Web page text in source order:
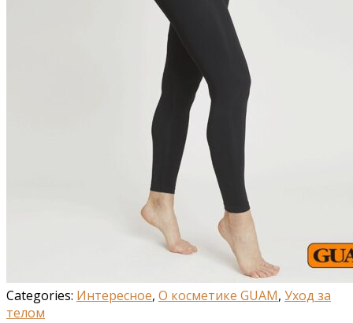
Categories: Интересное, О косметике GUAM, Уход за
телом